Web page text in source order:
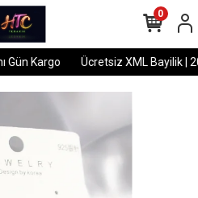
Kargo Ücretsiz XML Bayilik |
0